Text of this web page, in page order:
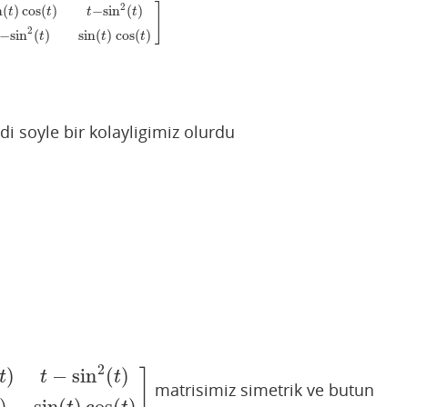
(t) cos(t)
−sin2 (t)
t−sin2 (t)
sin(t) cos(t)
2 t)t− sin2(t)sin(t)cos
soyle bir kolayligimiz olurdu
t) t − sin2 (t)
(t t cos )]
matrisimiz simetrik ve butun